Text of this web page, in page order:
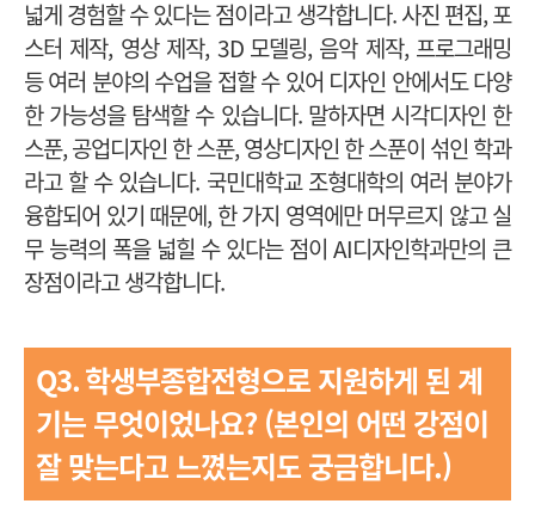
넓게 경험할 수 있다는 점이라고 생각합니다. 사진 편집, 포
스터 제작, 영상 제작, 3D 모델링, 음악 제작, 프로그래밍
등 여러 분야의 수업을 접할 수 있어 디자인 안에서도 다양
한 가능성을 탐색할 수 있습니다. 말하자면 시각디자인 한
스푼, 공업디자인 한 스푼, 영상디자인 한 스푼이 섞인 학과
라고 할 수 있습니다. 국민대학교 조형대학의 여러 분야가
융합되어 있기 때문에, 한 가지 영역에만 머무르지 않고 실
무 능력의 폭을 넓힐 수 있다는 점이 AI디자인학과만의 큰
장점이라고 생각합니다.
Q3. 학생부종합전형으로 지원하게 된 계
기는 무엇이었나요? (본인의 어떤 강점이
잘 맞는다고 느꼈는지도 궁금합니다.)